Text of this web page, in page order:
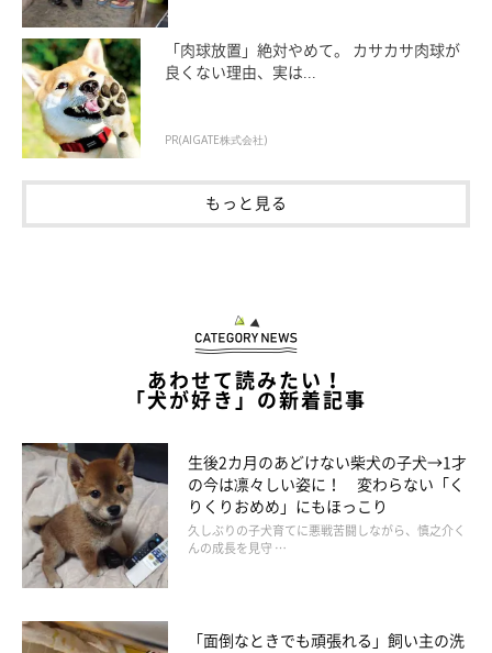
「肉球放置」絶対やめて。 カサカサ肉球が
良くない理由、実は...
PR(AIGATE株式会社)
もっと見る
あわせて読みたい！
「犬が好き」の新着記事
生後2カ月のあどけない柴犬の子犬→1才
の今は凛々しい姿に！ 変わらない「く
りくりおめめ」にもほっこり
久しぶりの子犬育てに悪戦苦闘しながら、慎之介く
んの成長を見守 …
「面倒なときでも頑張れる」飼い主の洗